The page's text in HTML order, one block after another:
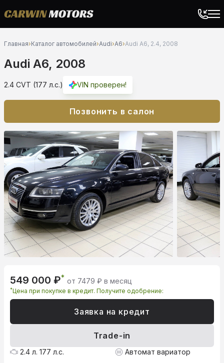
Главная›Каталог автомобилей›Audi›A6›Audi A6, 2.4, 2008
Audi A6, 2008
2.4 CVT (177 л.с.) VIN проверен!
Позвонить в салон
549 000 ₽* от 7479 ₽ в месяц
*Цена при покупке в кредит. Получите одобрение:
Заявка на кредит
Trade-in
2.4 л. 177 л.с.
Автомат вариатор